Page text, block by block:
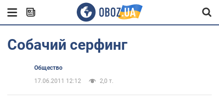
Собачий серфинг
Общество
17.06.2011 12:12
2,0 т.